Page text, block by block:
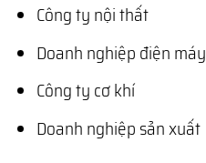
Công ty nội thất
Doanh nghiệp điện máy
Công ty cơ khí
Doanh nghiệp sản xuất